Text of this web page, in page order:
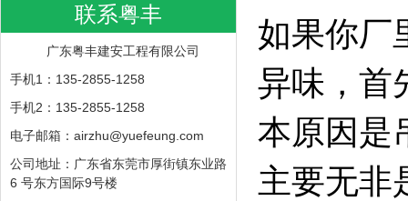
联系粤丰
广东粤丰建安工程有限公司
手机1：135-2855-1258
手机2：135-2855-1258
电子邮箱：airzhu@yuefeung.com
公司地址：广东省东莞市厚街镇东业路
6 号东方国际9号楼
如果你厂
异味，首
本原因是
主要无非